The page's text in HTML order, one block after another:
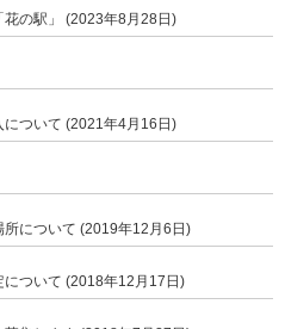
の駅」 (2023年8月28日)
ついて (2021年4月16日)
について (2019年12月6日)
について (2018年12月17日)